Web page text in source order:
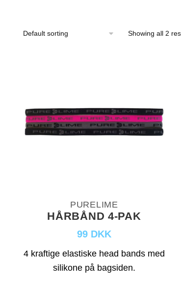
Showing all 2
PURELIME
HÅRBÅND 4-PAK
99 DKK
4 kraftige elastiske head bands med
silikone på bagsiden.